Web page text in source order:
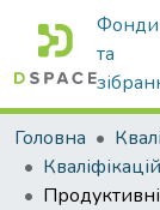
Фонди
та
Головна